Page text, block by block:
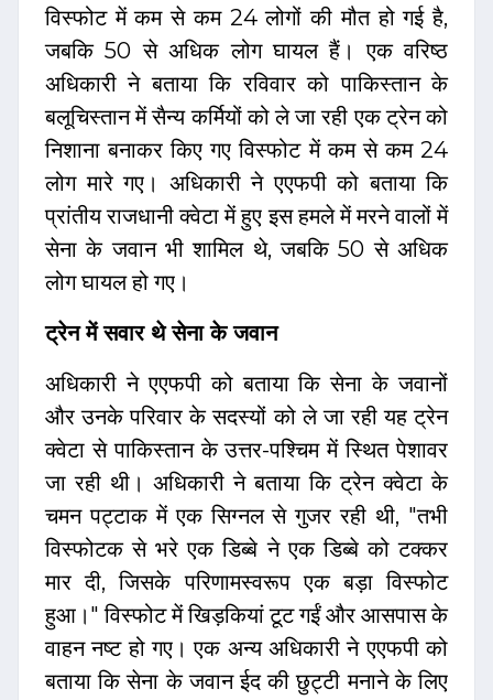
विस्फोट में कम से कम 24 लोगों की मौत हो गई है,
जबकि 50 से अधिक लोग घायल हैं। एक वरिष्ठ
अधिकारी ने बताया कि रविवार को पाकिस्तान के
बलूचिस्तान में सैन्य कर्मियों को ले जा रही एक ट्रेन को
निशाना बनाकर किए गए विस्फोट में कम से कम 24
लोग मारे गए। अधिकारी ने एएफपी को बताया कि
प्रांतीय राजधानी क्वेटा में हुए इस हमले में मरने वालों में
सेना के जवान भी शामिल थे, जबकि 50 से अधिक
लोग घायल हो गए।
ट्रेन में सवार थे सेना के जवान
अधिकारी ने एएफपी को बताया कि सेना के जवानों
और उनके परिवार के सदस्यों को ले जा रही यह ट्रेन
क्वेटा से पाकिस्तान के उत्तर-पश्चिम में स्थित पेशावर
जा रही थी। अधिकारी ने बताया कि ट्रेन क्वेटा के
चमन पट्टाक में एक सिग्नल से गुजर रही थी, "तभी
विस्फोटक से भरे एक डिब्बे ने एक डिब्बे को टक्कर
मार दी, जिसके परिणामस्वरूप एक बड़ा विस्फोट
हुआ।" विस्फोट में खिड़कियां टूट गईं और आसपास के
वाहन नष्ट हो गए। एक अन्य अधिकारी ने एएफपी को
बताया कि सेना के जवान ईद की छुट्टी मनाने के लिए